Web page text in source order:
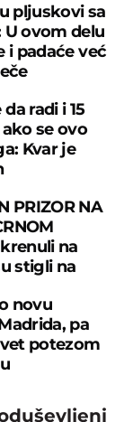
pljuskovi sa
ovom delu
i padaće već
radi i 15
se ovo
Kvar je
PRIZOR NA
na
stigli na
novu
pa
potezom